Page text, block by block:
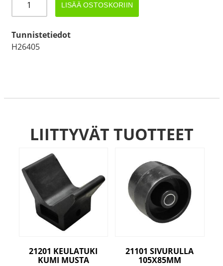
180X22MM
määrä
LISÄÄ OSTOSKORIIN
Tunnistetiedot
H26405
LIITTYVÄT TUOTTEET
21201 KEULATUKI
KUMI MUSTA
21101 SIVURULLA
105X85MM